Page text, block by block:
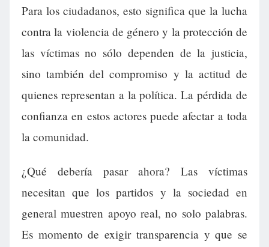
Para los ciudadanos, esto significa que la lucha
contra la violencia de género y la protección de
las víctimas no sólo dependen de la justicia,
sino también del compromiso y la actitud de
quienes representan a la política. La pérdida de
confianza en estos actores puede afectar a toda
la comunidad.
¿Qué debería pasar ahora? Las víctimas
necesitan que los partidos y la sociedad en
general muestren apoyo real, no solo palabras.
Es momento de exigir transparencia y que se